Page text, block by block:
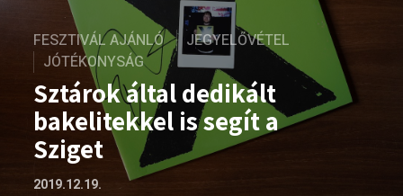
FESZTIVÁL AJÁNLÓ
JEGYELŐVÉTEL
JÓTÉKONYSÁG
Sztárok által dedikált
bakelitekkel is segít a
Sziget
2019.12.19.